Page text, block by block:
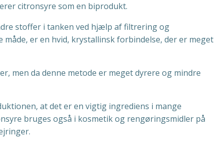
citronsyre som en biprodukt.
stoffer i tanken ved hjælp af filtrering og
er en hvid, krystallinsk forbindelse, der er meget
men da denne metode er meget dyrere og mindre
at det er en vigtig ingrediens i mange
bruges også i kosmetik og rengøringsmidler på